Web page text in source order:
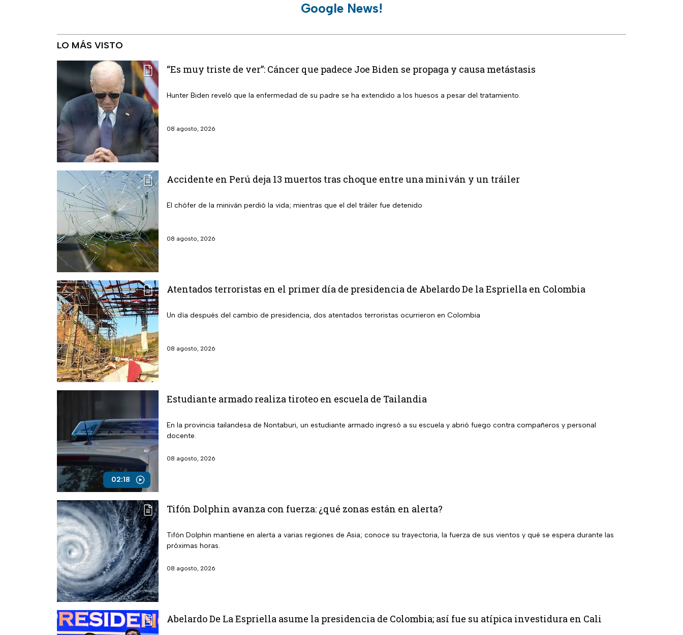
Google News!
LO MÁS VISTO
“Es muy triste de ver”: Cáncer que padece Joe Biden se propaga y causa metástasis
Hunter Biden reveló que la enfermedad de su padre se ha extendido a los huesos a pesar del tratamiento.
08 agosto, 2026
Accidente en Perú deja 13 muertos tras choque entre una miniván y un tráiler
El chófer de la miniván perdió la vida; mientras que el del tráiler fue detenido
08 agosto, 2026
Atentados terroristas en el primer día de presidencia de Abelardo De la Espriella en Colombia
Un día después del cambio de presidencia, dos atentados terroristas ocurrieron en Colombia
08 agosto, 2026
02:18
Estudiante armado realiza tiroteo en escuela de Tailandia
En la provincia tailandesa de Nontaburi, un estudiante armado ingresó a su escuela y abrió fuego contra compañeros y personal
docente.
08 agosto, 2026
Tifón Dolphin avanza con fuerza: ¿qué zonas están en alerta?
Tifón Dolphin mantiene en alerta a varias regiones de Asia; conoce su trayectoria, la fuerza de sus vientos y qué se espera durante las
próximas horas.
08 agosto, 2026
Abelardo De La Espriella asume la presidencia de Colombia; así fue su atípica investidura en Cali